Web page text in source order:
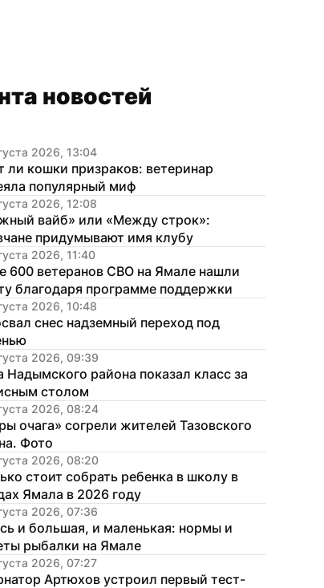
новостей
2026, 13:04
ли кошки призраков: ветеринар
популярный миф
2026, 12:08
вайб» или «Между строк»:
придумывают имя клубу
2026, 11:40
600 ветеранов СВО на Ямале нашли
благодаря программе поддержки
2026, 10:48
снес надземный переход под
2026, 09:39
Надымского района показал класс за
столом
2026, 08:24
очага» согрели жителей Тазовского
Фото
2026, 08:20
стоит собрать ребенка в школу в
Ямала в 2026 году
2026, 07:36
и большая, и маленькая: нормы и
рыбалки на Ямале
2026, 07:27
Артюхов устроил первый тест-